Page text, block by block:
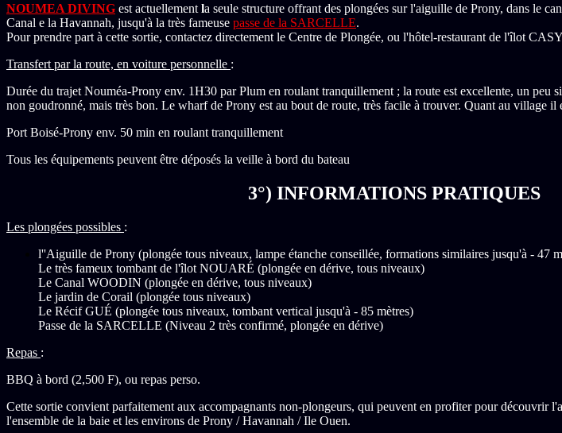
NOUMEA DIVING est actuellement la seule structure offrant des plongées sur l'aiguille de Prony, dans le
Canal e la Havannah, jusqu'à la très fameuse passe de la SARCELLE.
Pour prendre part à cette sortie, contactez directement le Centre de Plongée, ou l'hôtel-restaurant de l'îlot
Transfert par la route, en voiture personnelle :
Durée du trajet Nouméa-Prony env. 1H30 par Plum en roulant tranquillement ; la route est excellente, un peu
non goudronné, mais très bon. Le wharf de Prony est au bout de route, très facile à trouver. Quant au village il
Port Boisé-Prony env. 50 min en roulant tranquillement
Tous les équipements peuvent être déposés la veille à bord du bateau
3°) INFORMATIONS PRATIQUES
Les plongées possibles :
l''Aiguille de Prony (plongée tous niveaux, lampe étanche conseillée, formations similaires jusqu'à - 47
Le très fameux tombant de l'îlot NOUARÉ (plongée en dérive, tous niveaux)
Le Canal WOODIN (plongée en dérive, tous niveaux)
Le jardin de Corail (plongée tous niveaux)
Le Récif GUÉ (plongée tous niveaux, tombant vertical jusqu'à - 85 mètres)
Passe de la SARCELLE (Niveau 2 très confirmé, plongée en dérive)
Repas :
BBQ à bord (2,500 F), ou repas perso.
Cette sortie convient parfaitement aux accompagnants non-plongeurs, qui peuvent en profiter pour découvrir
l'ensemble de la baie et les environs de Prony / Havannah / Ile Ouen.